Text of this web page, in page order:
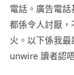
電話。廣告電
都係令人討厭
火。以下係我
unwire 讀者認